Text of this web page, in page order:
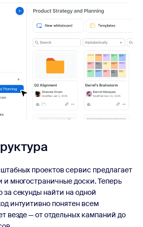
проектов сервис предлагает
многостраничные доски. Теперь
секунды найти на одной
интуитивно понятен всем
везде — от отдельных кампаний до